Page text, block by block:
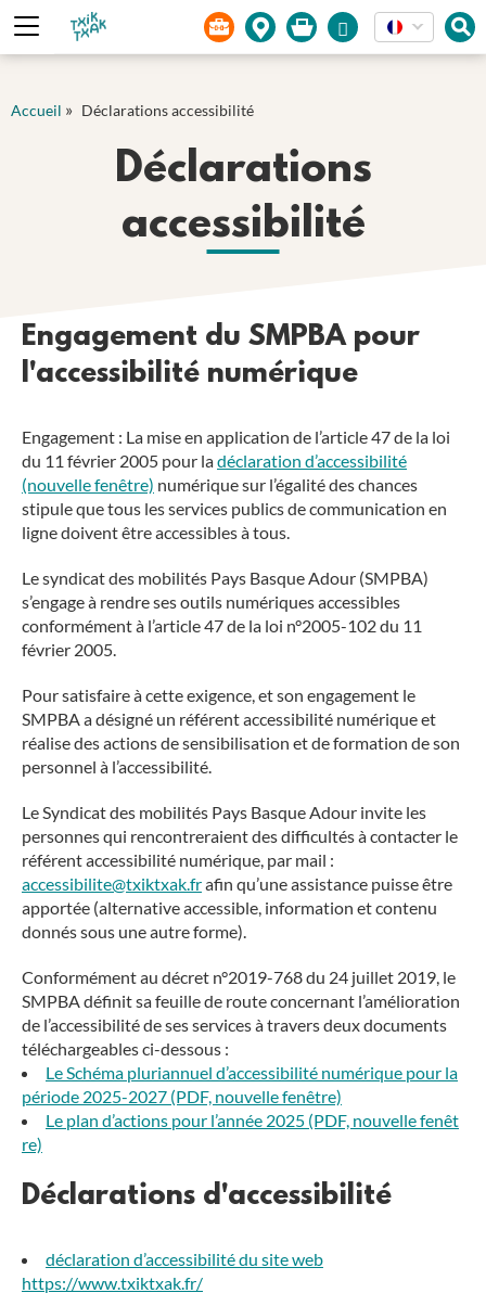
Panneau de gestion des cookies
Accueil » Déclarations accessibilité
Déclarations
accessibilité
Engagement du SMPBA pour
l'accessibilité numérique
Engagement : La mise en application de l’article 47 de la loi
du 11 février 2005 pour ladéclaration d’accessibilité
(nouvelle fenêtre) numérique sur l’égalité des chances
stipule que tous les services publics de communication en
ligne doivent être accessibles à tous.
Le syndicat des mobilités Pays Basque Adour (SMPBA)
s’engage à rendre ses outils numériques accessibles
conformément à l’article 47 de la loi n°2005-102 du 11
février 2005.
Pour satisfaire à cette exigence, et son engagement le
SMPBA a désigné un référent accessibilité numérique et
réalise des actions de sensibilisation et de formation de son
personnel à l’accessibilité.
Le Syndicat des mobilités Pays Basque Adour invite les
personnes qui rencontreraient des difficultés à contacter le
référent accessibilité numérique, par mail :
accessibilite@txiktxak.frafin qu’une assistance puisse être
apportée (alternative accessible, information et contenu
donnés sous une autre forme).
Conformément au décret n°2019-768 du 24 juillet 2019, le
SMPBA définit sa feuille de route concernant l’amélioration
de l’accessibilité de ses services à travers deux documents
téléchargeables ci-dessous :
Le Schéma pluriannuel d’accessibilité numérique pour la
période 2025-2027 (PDF, nouvelle fenêtre)
Le plan d’actions pour l’année 2025 (PDF, nouvelle fenêt
re)
Déclarations d'accessibilité
déclaration d’accessibilité du site web
https://www.txiktxak.fr/